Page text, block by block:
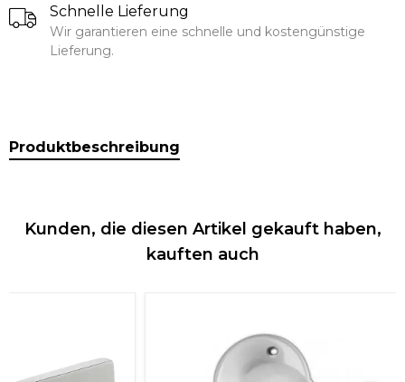
Schnelle Lieferung
Wir garantieren eine schnelle und kostengünstige
Lieferung.
Produktbeschreibung
Kunden, die diesen Artikel gekauft haben,
kauften auch